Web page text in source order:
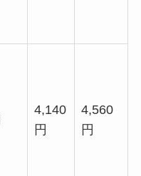
4,140
円
4,560
円